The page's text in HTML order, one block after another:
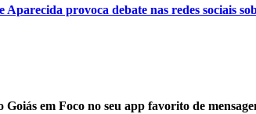
Aparecida provoca debate nas redes sociais
Goiás em Foco no seu app favorito de